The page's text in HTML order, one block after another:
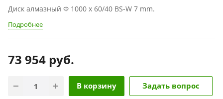
Диск алмазный Ф 1000 х 60/40 BS-W 7 mm.
Подробнее
73 954 руб.
В корзину Задать вопрос